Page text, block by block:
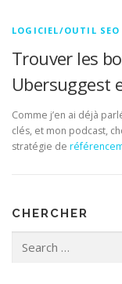
LOGICIEL/OUTIL SEO
Trouver les
Ubersuggest
Comme j’en ai déjà
clés, et mon podcast,
stratégie de
CHERCHER